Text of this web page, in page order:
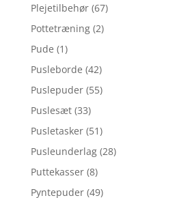
Plejetilbehør (67)
Pottetræning (2)
Pude (1)
Pusleborde (42)
Puslepuder (55)
Puslesæt (33)
Pusletasker (51)
Pusleunderlag (28)
Puttekasser (8)
Pyntepuder (49)